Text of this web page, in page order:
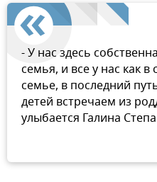
- У нас здесь
семья, и все у нас как в
семье, в последний
детей встречаем из
улыбается Галина